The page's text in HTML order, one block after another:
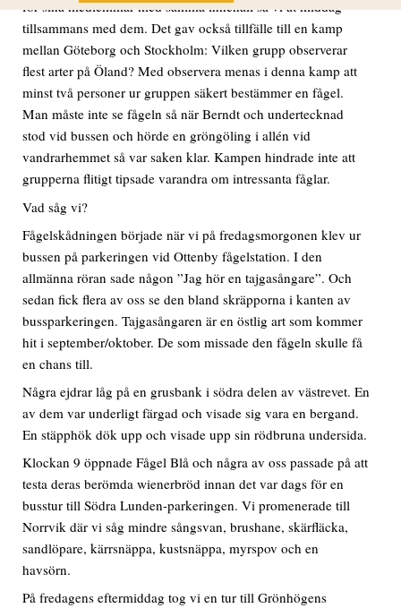
för sina medlemmar med samma innehåll så vi åt middag
tillsammans med dem. Det gav också tillfälle till en kamp
mellan Göteborg och Stockholm: Vilken grupp observerar
flest arter på Öland? Med observera menas i denna kamp att
minst två personer ur gruppen säkert bestämmer en fågel.
Man måste inte se fågeln så när Berndt och undertecknad
stod vid bussen och hörde en gröngöling i allén vid
vandrarhemmet så var saken klar. Kampen hindrade inte att
grupperna flitigt tipsade varandra om intressanta fåglar.
Vad såg vi?
Fågelskådningen började när vi på fredagsmorgonen klev ur
bussen på parkeringen vid Ottenby fågelstation. I den
allmänna röran sade någon ”Jag hör en tajgasångare”. Och
sedan fick flera av oss se den bland skräpporna i kanten av
bussparkeringen. Tajgasångaren är en östlig art som kommer
hit i september/oktober. De som missade den fågeln skulle få
en chans till.
Några ejdrar låg på en grusbank i södra delen av västrevet. En
av dem var underligt färgad och visade sig vara en bergand.
En stäpphök dök upp och visade upp sin rödbruna undersida.
Klockan 9 öppnade Fågel Blå och några av oss passade på att
testa deras berömda wienerbröd innan det var dags för en
busstur till Södra Lunden-parkeringen. Vi promenerade till
Norrvik där vi såg mindre sångsvan, brushane, skärfläcka,
sandlöpare, kärrsnäppa, kustsnäppa, myrspov och en
havsörn.
På fredagens eftermiddag tog vi en tur till Grönhögens